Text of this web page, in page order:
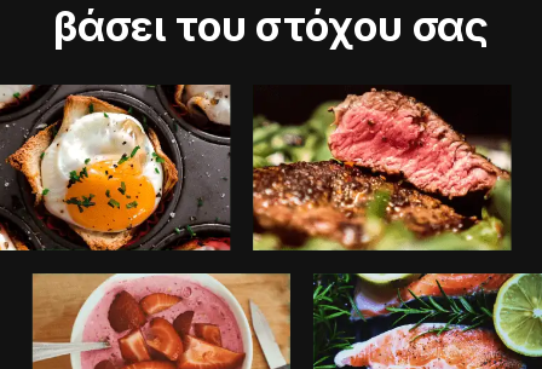
βάσει του στόχου σας